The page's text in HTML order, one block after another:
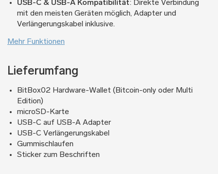
USB-C & USB-A Kompatibilität: Direkte Verbindung
mit den meisten Geräten möglich, Adapter und
Verlängerungskabel inklusive.
Mehr Funktionen
Lieferumfang
BitBox02 Hardware-Wallet (Bitcoin-only oder Multi
Edition)
microSD-Karte
USB-C auf USB-A Adapter
USB-C Verlängerungskabel
Gummischlaufen
Sticker zum Beschriften